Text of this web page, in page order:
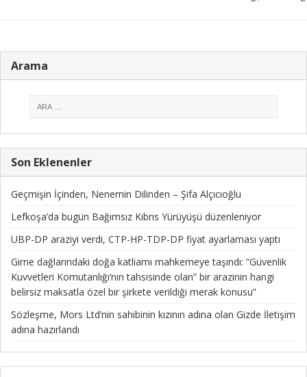
Arama
Son Eklenenler
Geçmişin İçinden, Nenemin Dilinden – Şifa Alçıcıoğlu
Lefkoşa’da bugün Bağımsız Kıbrıs Yürüyüşü düzenleniyor
UBP-DP araziyi verdi, CTP-HP-TDP-DP fiyat ayarlaması yaptı
Girne dağlarındaki doğa katliamı mahkemeye taşındı: “Güvenlik
Kuvvetleri Komutanlığı’nın tahsisinde olan” bir arazinin hangi
belirsiz maksatla özel bir şirkete verildiği merak konusu”
Sözleşme, Mors Ltd’nin sahibinin kızının adına olan Gizde İletişim
adına hazırlandı